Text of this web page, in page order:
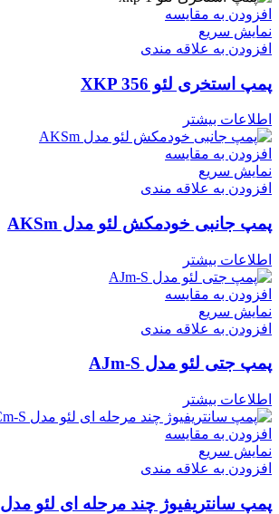
افزودن به مقایسه
نمایش سریع
افزودن به علاقه مندی
پمپ استخری لئو XKP 356
اطلاعات بیشتر
افزودن به مقایسه
نمایش سریع
افزودن به علاقه مندی
پمپ جانبی خودمکش لئو مدل AKSm
اطلاعات بیشتر
افزودن به مقایسه
نمایش سریع
افزودن به علاقه مندی
پمپ جتی لئو مدل AJm-S
اطلاعات بیشتر
افزودن به مقایسه
نمایش سریع
افزودن به علاقه مندی
پمپ سانتریفیوژ چند مرحله ای لئو مدل ACm-S